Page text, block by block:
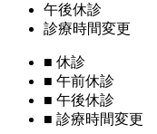
午後休診
診療時間変更
■ 休診
■ 午前休診
■ 午後休診
■ 診療時間変更